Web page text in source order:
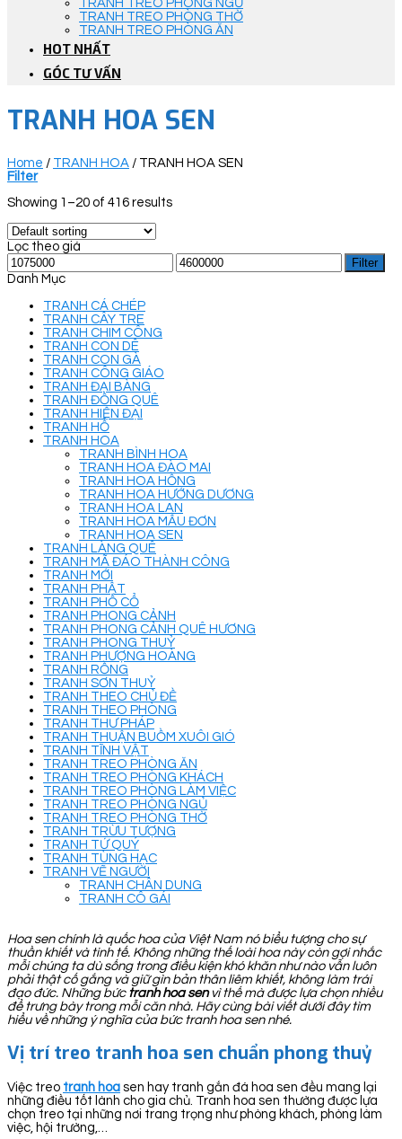
TRANH TREO PHÒNG NGỦ
TRANH TREO PHÒNG THỜ
TRANH TREO PHÒNG ĂN
HOT NHẤT
GÓC TƯ VẤN
TRANH HOA SEN
Home / TRANH HOA / TRANH HOA SEN
Filter
Showing 1–20 of 416 results
Lọc theo giá
Filter
Danh Mục
TRANH CÁ CHÉP
TRANH CÂY TRE
TRANH CHIM CÔNG
TRANH CON DÊ
TRANH CON GÀ
TRANH CÔNG GIÁO
TRANH ĐẠI BÀNG
TRANH ĐỒNG QUÊ
TRANH HIỆN ĐẠI
TRANH HỔ
TRANH HOA
TRANH BÌNH HOA
TRANH HOA ĐÀO MAI
TRANH HOA HỒNG
TRANH HOA HƯỚNG DƯƠNG
TRANH HOA LAN
TRANH HOA MẪU ĐƠN
TRANH HOA SEN
TRANH LÀNG QUÊ
TRANH MÃ ĐÁO THÀNH CÔNG
TRANH MỚI
TRANH PHẬT
TRANH PHỐ CỔ
TRANH PHONG CẢNH
TRANH PHONG CẢNH QUÊ HƯƠNG
TRANH PHONG THUỶ
TRANH PHƯỢNG HOÀNG
TRANH RỒNG
TRANH SƠN THUỶ
TRANH THEO CHỦ ĐỀ
TRANH THEO PHÒNG
TRANH THƯ PHÁP
TRANH THUẬN BUỒM XUÔI GIÓ
TRANH TĨNH VẬT
TRANH TREO PHÒNG ĂN
TRANH TREO PHÒNG KHÁCH
TRANH TREO PHÒNG LÀM VIỆC
TRANH TREO PHÒNG NGỦ
TRANH TREO PHÒNG THỜ
TRANH TRỪU TƯỢNG
TRANH TỨ QUÝ
TRANH TÙNG HẠC
TRANH VẼ NGƯỜI
TRANH CHÂN DUNG
TRANH CÔ GÁI
Hoa sen chính là quốc hoa của Việt Nam nó biểu tượng cho sự
thuần khiết và tinh tế. Không những thế loài hoa này còn gợi nhắc
mỗi chúng ta dù sống trong điều kiện khó khăn như nào vẫn luôn
phải thật cố gắng và giữ gìn bản thân liêm khiết, không làm trái
đạo đức. Những bức tranh hoa senvì thế mà được lựa chọn nhiều
để trưng bày trong mỗi căn nhà. Hãy cùng bài viết dưới đây tìm
hiểu về những ý nghĩa của bức tranh hoa sen nhé.
Vị trí treo tranh hoa sen chuẩn phong thuỷ
Việc treo tranh hoa sen hay tranh gắn đá hoa sen đều mang lại
những điều tốt lành cho gia chủ. Tranh hoa sen thường được lựa
chọn treo tại những nơi trang trọng như phòng khách, phòng làm
việc, hội trường,…